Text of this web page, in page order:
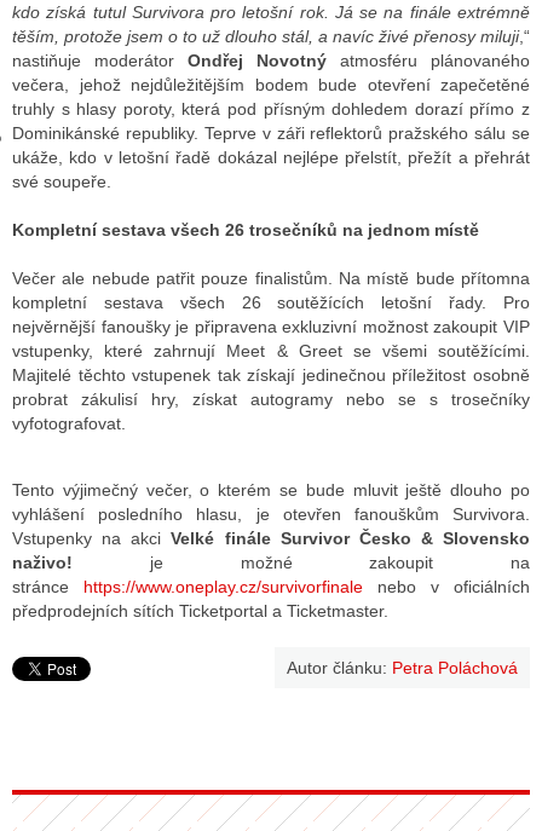
DISKUTÉRA NA RADIOTV
STARŠÍCH DISKUZÍ
kdo získá tutul Survivora pro letošní rok. Já se na finále extrémně
těším, protože jsem o to už dlouho stál, a navíc živé přenosy miluji,“
nastiňuje moderátor Ondřej Novotný atmosféru plánovaného
večera, jehož nejdůležitějším bodem bude otevření zapečetěné
truhly s hlasy poroty, která pod přísným dohledem dorazí přímo z
Dominikánské republiky. Teprve v záři reflektorů pražského sálu se
ukáže, kdo v letošní řadě dokázal nejlépe přelstít, přežít a přehrát
své soupeře.
Kompletní sestava všech 26 trosečníků na jednom místě
Večer ale nebude patřit pouze finalistům. Na místě bude přítomna
kompletní sestava všech 26 soutěžících letošní řady. Pro
nejvěrnější fanoušky je připravena exkluzivní možnost zakoupit VIP
vstupenky, které zahrnují Meet & Greet se všemi soutěžícími.
Majitelé těchto vstupenek tak získají jedinečnou příležitost osobně
probrat zákulisí hry, získat autogramy nebo se s trosečníky
vyfotografovat.
Tento výjimečný večer, o kterém se bude mluvit ještě dlouho po
vyhlášení posledního hlasu, je otevřen fanouškům Survivora.
Vstupenky na akciVelké finále Survivor Česko & Slovensko
naživo! je možné zakoupit na
stránce https://www.oneplay.cz/survivorfinale nebo v oficiálních
předprodejních sítích Ticketportal a Ticketmaster.
Autor článku: Petra Poláchová